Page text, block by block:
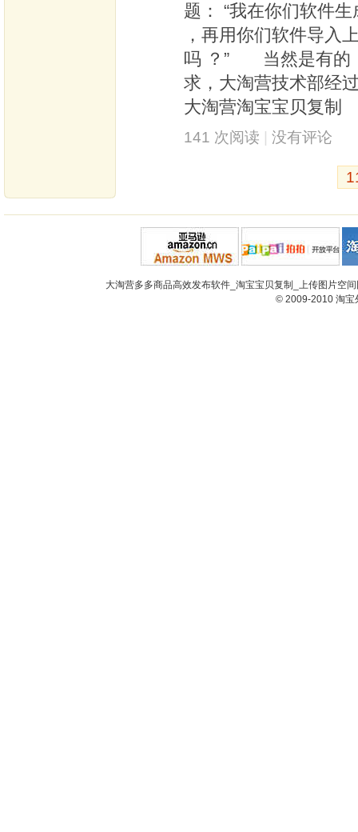
题： “我在你们软件
，再用你们软件导入
吗 ？” 当然是有的
求，大淘营技术部经
大淘营淘宝宝贝复制
141 次阅读 没有评论
大淘营多多商品高效发布软件_淘宝宝贝复制_上传图片空
© 2009-2010 淘宝